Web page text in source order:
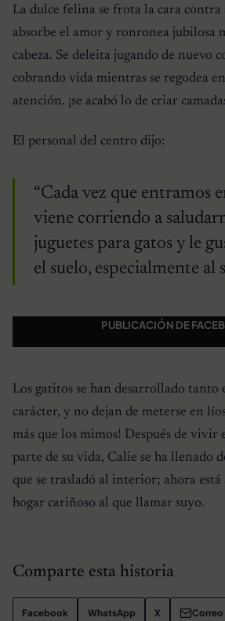
La dulce felina se frota la cara contra
absorbe el amor y ronronea jubilosa
cabeza. Se deleita jugando de nuevo
cobrando vida mientras se regodea
atención. ¡se acabó lo de criar
El personal del centro dijo:
“Cada vez que entramos
viene corriendo a
juguetes para gatos y le
el suelo, especialmente al
PUBLICACIÓN DE
Los gatitos se han desarrollado tanto
carácter, y no dejan de meterse en
más que los mimos! Después de vivir
parte de su vida, Calie se ha llenado
que se trasladó al interior; ahora está
hogar cariñoso al que llamar suyo.
Comparte esta historia
Facebook WhatsApp X Correo